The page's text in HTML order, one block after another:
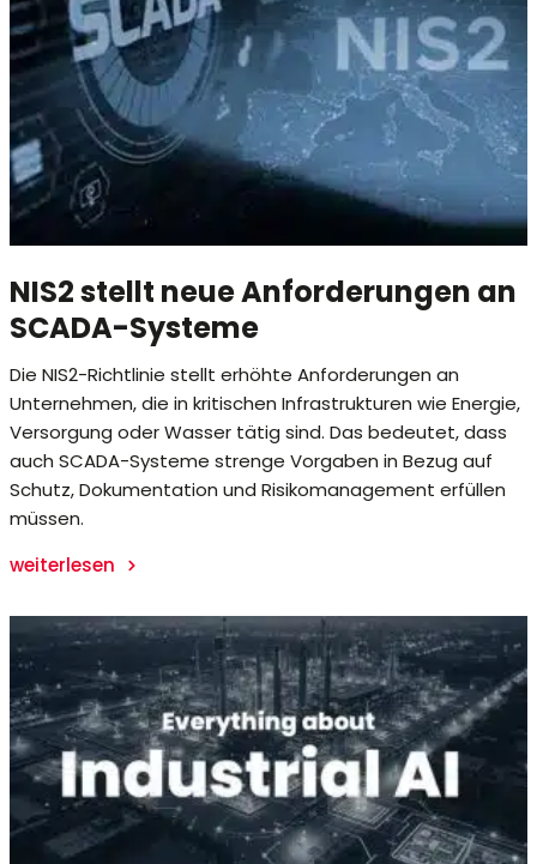
NIS2 stellt neue Anforderungen an
SCADA-Systeme
Die NIS2-Richtlinie stellt erhöhte Anforderungen an
Unternehmen, die in kritischen Infrastrukturen wie Energie,
Versorgung oder Wasser tätig sind. Das bedeutet, dass
auch SCADA-Systeme strenge Vorgaben in Bezug auf
Schutz, Dokumentation und Risikomanagement erfüllen
müssen.
weiterlesen